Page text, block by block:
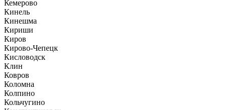
Кемерово
Кинель
Кинешма
Кириши
Киров
Кирово-Чепецк
Кисловодск
Клин
Ковров
Коломна
Колпино
Кольчугино